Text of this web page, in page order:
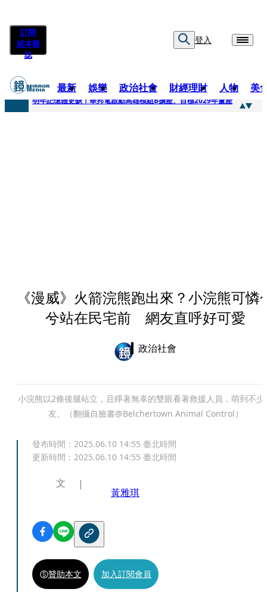
訂閱
紙本雜
誌
登入
最新 娛樂 政治社會 財經理財 人物 美
快訊
明年記憶體更缺！華邦電啟動高雄模組B擴產、目標2029年量產
《漫威》火箭浣熊跑出來？小浣熊可憐
兮站在民宅前 網友直呼好可愛
政治社會
小浣熊以2條後腿站立，且睜著無辜的雙眼看著救援人員，萌到不少
友。（翻攝自臉書@Belchertown Animal Control）
發布時間： 2025.06.10 14:55 臺北時間
更新時間： 2025.06.10 14:55 臺北時間
文
黃雅琪
贊助本文 加入訂閱會員